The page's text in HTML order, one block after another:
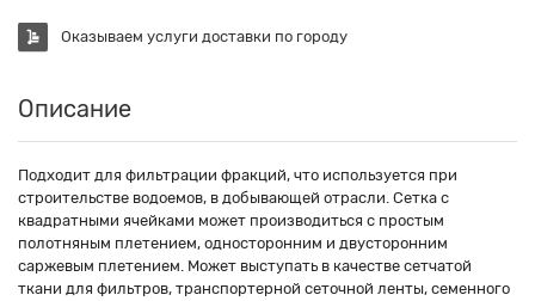
Оказываем услуги доставки по городу
Описание
Подходит для фильтрации фракций, что используется при
строительстве водоемов, в добывающей отрасли. Сетка с
квадратными ячейками может производиться с простым
полотняным плетением, односторонним и двусторонним
саржевым плетением. Может выступать в качестве сетчатой
ткани для фильтров, транспортерной сеточной ленты, семенного